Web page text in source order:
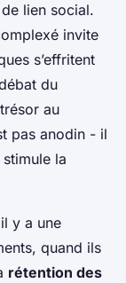
lien social.
invite
s’effritent
du
au
pas anodin - il
la
y a une
quand ils
rétention des